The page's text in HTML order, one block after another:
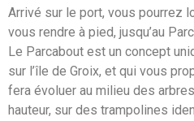
Arrivé sur le port, vous pourrez
vous rendre à pied, jusqu’au
Le Parcabout est un concept
sur l’île de Groix, et qui vous
fera évoluer au milieu des
hauteur, sur des trampolines